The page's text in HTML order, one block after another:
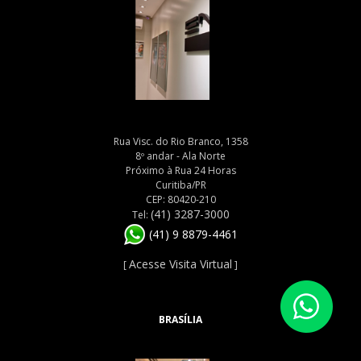
Rua Visc. do Rio Branco, 1358
8º andar - Ala Norte
Próximo à Rua 24 Horas
Curitiba/PR
CEP: 80420-210
Tel: (41) 3287-3000
(41) 9 8879-4461
[Acesse Visita Virtual ]
BRASÍLIA